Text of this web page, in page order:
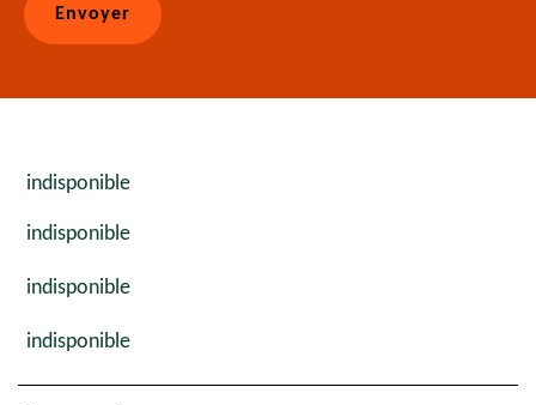
indisponible
indisponible
indisponible
indisponible